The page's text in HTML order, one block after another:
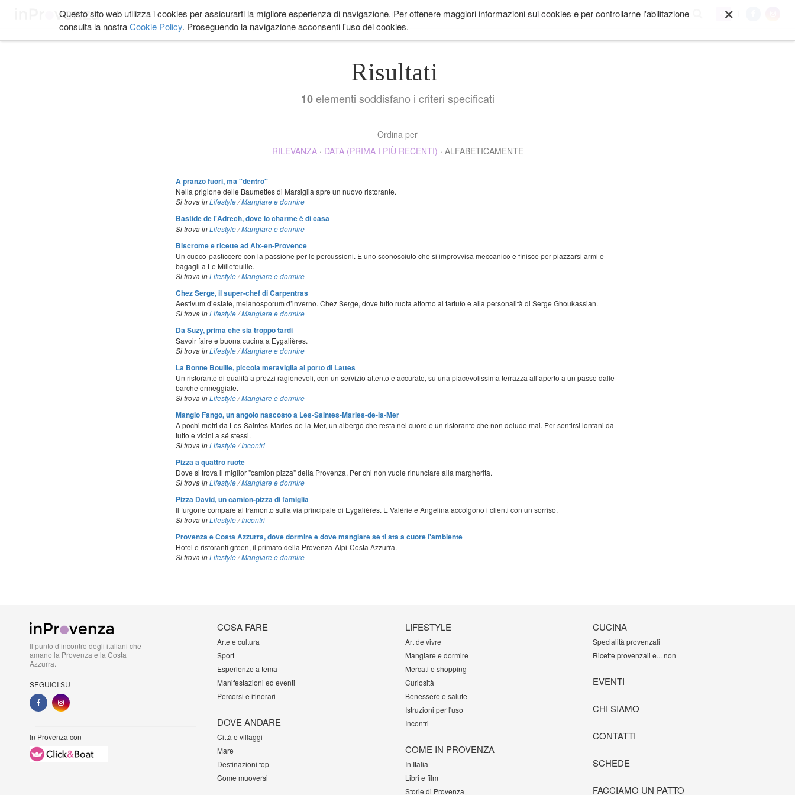
|
COSA FARE DOVE ANDARE LIFESTYLE COME IN PROVENZA CUCINA EVENTI CHI SIAMO ALTRO My
×
Questo sito web utilizza i cookies per assicurarti la migliore esperienza di navigazione. Per ottenere maggiori informazioni sui cookies e per controllarne l'abilitazione
consulta la nostraCookie Policy. Proseguendo la navigazione acconsenti l'uso dei cookies.
Risultati
10elementi soddisfano i criteri specificati
Ordina per
RILEVANZA · DATA (PRIMA I PIÙ RECENTI) · ALFABETICAMENTE
A pranzo fuori, ma ''dentro''
Nella prigione delle Baumettes di Marsiglia apre un nuovo ristorante.
Si trova inLifestyle/Mangiare e dormire
Bastide de l'Adrech, dove lo charme è di casa
Si trova inLifestyle/Mangiare e dormire
Biscrome e ricette ad Aix-en-Provence
Un cuoco-pasticcere con la passione per le percussioni. E uno sconosciuto che si improvvisa meccanico e finisce per piazzarsi armi e
bagagli a Le Millefeuille.
Si trova inLifestyle/Mangiare e dormire
Chez Serge, il super-chef di Carpentras
Aestivum d’estate, melanosporum d’inverno. Chez Serge, dove tutto ruota attorno al tartufo e alla personalità di Serge Ghoukassian.
Si trova inLifestyle/Mangiare e dormire
Da Suzy, prima che sia troppo tardi
Savoir faire e buona cucina a Eygalières.
Si trova inLifestyle/Mangiare e dormire
La Bonne Bouille, piccola meraviglia al porto di Lattes
Un ristorante di qualità a prezzi ragionevoli, con un servizio attento e accurato, su una piacevolissima terrazza all’aperto a un passo dalle
barche ormeggiate.
Si trova inLifestyle/Mangiare e dormire
Mangio Fango, un angolo nascosto a Les-Saintes-Maries-de-la-Mer
A pochi metri da Les-Saintes-Maries-de-la-Mer, un albergo che resta nel cuore e un ristorante che non delude mai. Per sentirsi lontani da
tutto e vicini a sé stessi.
Si trova inLifestyle/Incontri
Pizza a quattro ruote
Dove si trova il miglior "camion pizza" della Provenza. Per chi non vuole rinunciare alla margherita.
Si trova inLifestyle/Mangiare e dormire
Pizza David, un camion-pizza di famiglia
Il furgone compare al tramonto sulla via principale di Eygalières. E Valérie e Angelina accolgono i clienti con un sorriso.
Si trova inLifestyle/Incontri
Provenza e Costa Azzurra, dove dormire e dove mangiare se ti sta a cuore l'ambiente
Hotel e ristoranti green, il primato della Provenza-Alpi-Costa Azzurra.
Si trova inLifestyle/Mangiare e dormire
Il punto d’incontro degli italiani che
amano la Provenza e la Costa
Azzurra.
SEGUICI SU
In Provenza con
COSA FARE
Arte e cultura
Sport
Esperienze a tema
Manifestazioni ed eventi
Percorsi e itinerari
DOVE ANDARE
Città e villaggi
Mare
Destinazioni top
Come muoversi
LIFESTYLE
Art de vivre
Mangiare e dormire
Mercati e shopping
Curiosità
Benessere e salute
Istruzioni per l'uso
Incontri
COME IN PROVENZA
In Italia
Libri e film
Storie di Provenza
CUCINA
Specialità provenzali
Ricette provenzali e... non
EVENTI
CHI SIAMO
CONTATTI
SCHEDE
FACCIAMO UN PATTO